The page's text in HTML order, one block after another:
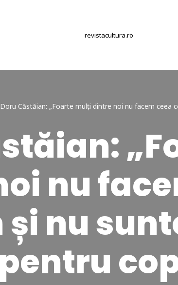
revistacultura.ro
Doru Căstăian: „Foarte mulți dintre noi nu facem ceea
nu
nu
pentru